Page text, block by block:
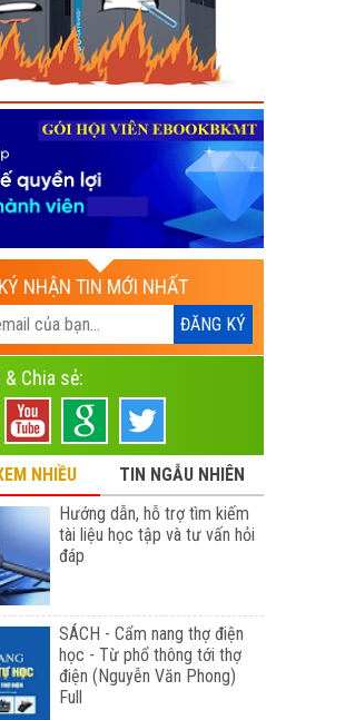
NHẬN TIN MỚI NHẤT
Chia sẻ:
NHIỀU
TIN NGẪU NHIÊN
Hướng dẫn, hỗ trợ tìm kiếm
tài liệu học tập và tư vấn hỏi
đáp
SÁCH - Cẩm nang thợ điện
học - Từ phổ thông tới thợ
điện (Nguyễn Văn Phong)
Full